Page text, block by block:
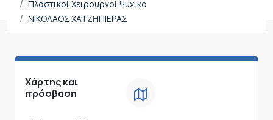
Πλαστικοί Χειρουργοί Ψυχικό
ΝΙΚΟΛΑΟΣ ΧΑΤΖΗΠΙΕΡΑΣ
Χάρτης και
πρόσβαση